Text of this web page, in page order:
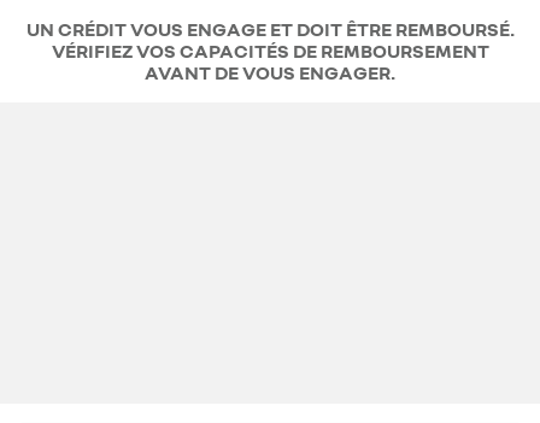
UN CRÉDIT VOUS ENGAGE ET DOIT ÊTRE REMBOURSÉ.
VÉRIFIEZ VOS CAPACITÉS DE REMBOURSEMENT
AVANT DE VOUS ENGAGER.